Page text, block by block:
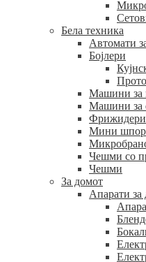
Бела техника
Автомати
Бојлери
Машини за
Машини за
Фрижидери
Мини
Чешми со
Чешми
За домот
Апарати за